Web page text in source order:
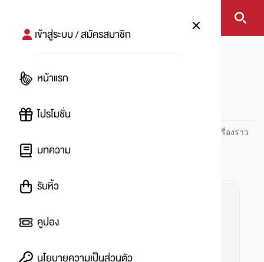
เข้าสู่ระบบ / สมัครสมาชิก
หน้าแรก
โปรโมชั่น
บทความ
รับหิ้ว
คูปอง
นโยบายความเป็นส่วนตัว
#
ปันโปร PUNPRO ที่ 1 ด้านโปรโมชัน อัปเดตและติดตามทุกเรื่องราว
โปรโมชัน